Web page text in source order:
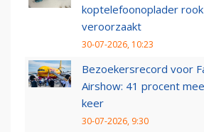
koptelefoonoplader rook
veroorzaakt
30-07-2026, 10:23
Bezoekersrecord voor
Airshow: 41 procent
keer
30-07-2026, 9:30